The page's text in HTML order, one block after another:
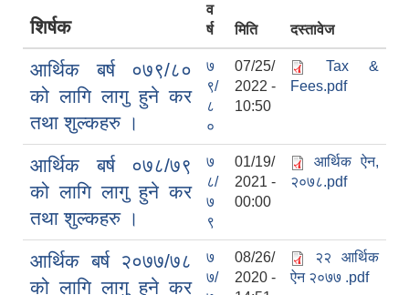
शिर्षक
व
र्ष
मिति दस्तावेज
आर्थिक बर्ष ०७९/८०
को लागि लागु हुने कर
तथा शुल्कहरु ।
७
९/
८
०
07/25/
2022 -
10:50
Tax &
Fees.pdf
आर्थिक बर्ष ०७८/७९
को लागि लागु हुने कर
तथा शुल्कहरु ।
७
८/
७
९
01/19/
2021 -
00:00
आर्थिक ऐन,
२०७८.pdf
आर्थिक बर्ष २०७७/७८
को लागि लागु हुने कर
७
७/
08/26/
2020 -
२२ आर्थिक
ऐन २०७७ .pdf